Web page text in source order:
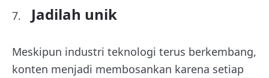
Jadilah unik
Meskipun industri teknologi terus berkembang,
konten menjadi membosankan karena setiap